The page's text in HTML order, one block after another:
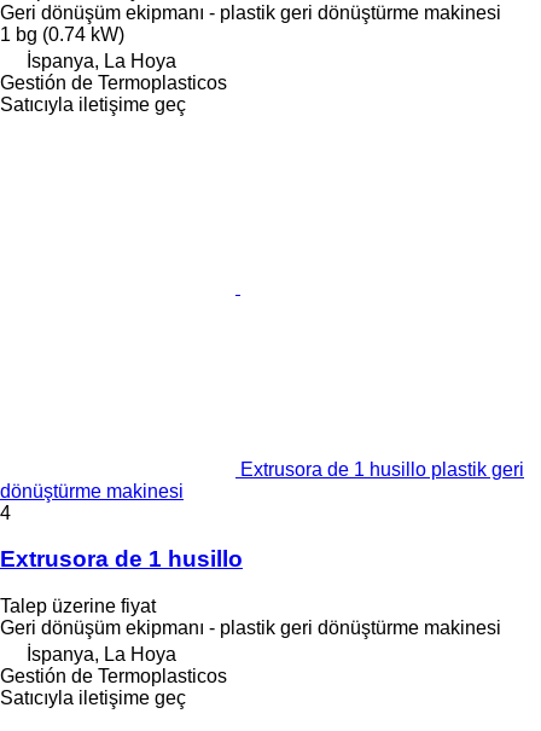
Geri dönüşüm ekipmanı - plastik geri dönüştürme makinesi
1 bg (0.74 kW)
İspanya, La Hoya
Gestión de Termoplasticos
Satıcıyla iletişime geç
Extrusora de 1 husillo plastik geri
dönüştürme makinesi
4
Extrusora de 1 husillo
Talep üzerine fiyat
Geri dönüşüm ekipmanı - plastik geri dönüştürme makinesi
İspanya, La Hoya
Gestión de Termoplasticos
Satıcıyla iletişime geç